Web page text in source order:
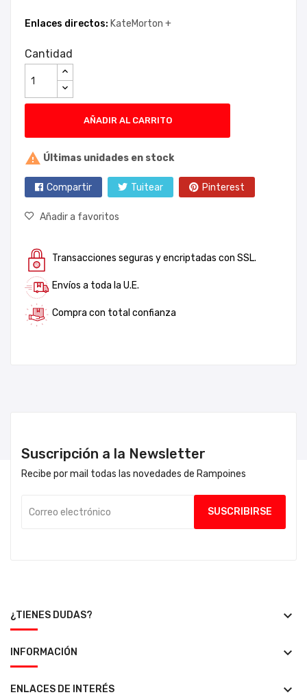
Enlaces directos: KateMorton +
Cantidad
AÑADIR AL CARRITO
 Últimas unidades en stock
Compartir Tuitear Pinterest
Añadir a favoritos
Transacciones seguras y encriptadas con SSL.
Envíos a toda la U.E.
Compra con total confianza
Suscripción a la Newsletter
Recibe por mail todas las novedades de Rampoines
¿TIENES DUDAS? keyboard_arrow_down
INFORMACIÓN keyboard_arrow_down
ENLACES DE INTERÉS keyboard_arrow_down